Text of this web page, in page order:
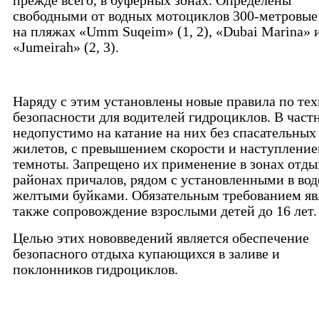
свободными от водных мотоциклов 300-
на пляжах «Umm Suqeim» (1, 2), «Dubai Marina»
«Jumeirah» (2, 3).
Наряду с этим установлены новые правила по
безопасности для водителей гидроциклов. В
недопустимо на катание на них без спасательных
жилетов, с превышением скорости и
темноты. Запрещено их применение в зонах
районах причалов, рядом с установленными в
желтыми буйками. Обязательным требованием
также сопровождение взрослыми детей до 16 лет.
Целью этих нововведений является обеспечение
безопасного отдыха купающихся в заливе и
поклонников гидроциклов.